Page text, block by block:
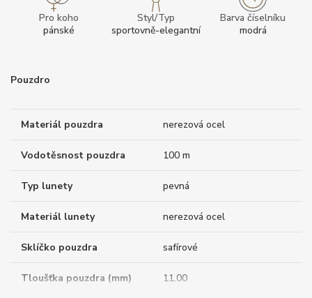
Pro koho
pánské
Styl/Typ
sportovně-elegantní
Barva číselníku
modrá
Pouzdro
Materiál pouzdra nerezová ocel
Vodotěsnost pouzdra 100 m
Typ lunety pevná
Materiál lunety nerezová ocel
Sklíčko pouzdra safírové
Tloušťka pouzdra (mm) 11.00